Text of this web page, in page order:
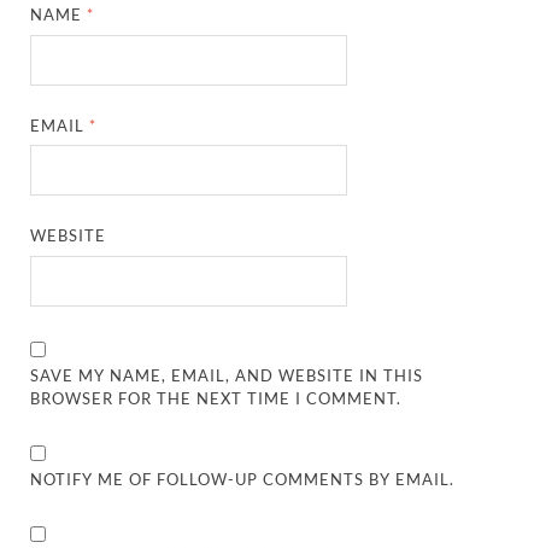
NAME *
EMAIL *
WEBSITE
SAVE MY NAME, EMAIL, AND WEBSITE IN THIS
BROWSER FOR THE NEXT TIME I COMMENT.
NOTIFY ME OF FOLLOW-UP COMMENTS BY EMAIL.